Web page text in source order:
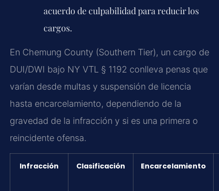
acuerdo de culpabilidad para reducir los
cargos.
En Chemung County (Southern Tier), un cargo de
DUI/DWI bajo NY VTL § 1192 conlleva penas que
varían desde multas y suspensión de licencia
hasta encarcelamiento, dependiendo de la
gravedad de la infracción y si es una primera o
reincidente ofensa.
Infracción Clasificación Encarcelamiento